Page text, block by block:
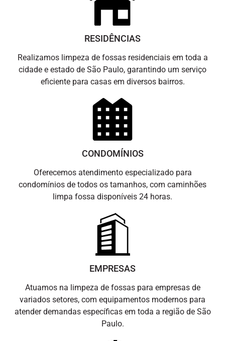
RESIDÊNCIAS
Realizamos limpeza de fossas residenciais em toda a
cidade e estado de São Paulo, garantindo um serviço
eficiente para casas em diversos bairros.
CONDOMÍNIOS
Oferecemos atendimento especializado para
condomínios de todos os tamanhos, com caminhões
limpa fossa disponíveis 24 horas.
EMPRESAS
Atuamos na limpeza de fossas para empresas de
variados setores, com equipamentos modernos para
atender demandas específicas em toda a região de São
Paulo.